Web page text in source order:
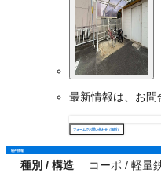
最新情報は、お問
フォームでお問い合わせ（無料）
物件情報
種別 / 構造 コーポ / 軽量